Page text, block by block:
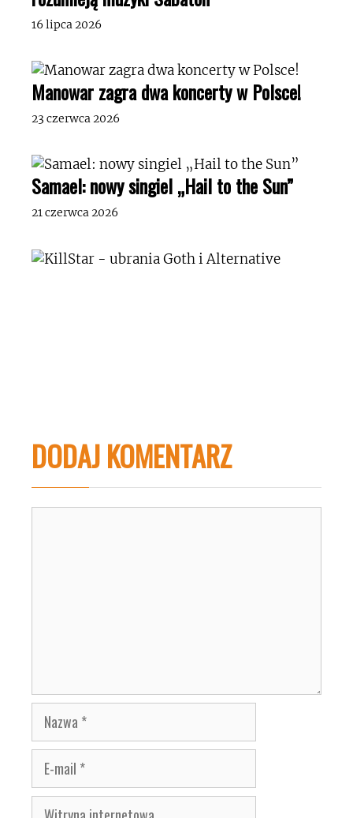
16 lipca 2026
Manowar zagra dwa koncerty w Polsce!
23 czerwca 2026
Samael: nowy singiel „Hail to the Sun”
21 czerwca 2026
DODAJ KOMENTARZ
Nazwa
E-
mail
Witryna